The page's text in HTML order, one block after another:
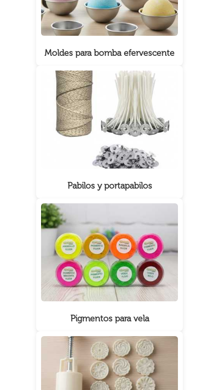
Moldes para bomba efervescente
Pabilos y portapabilos
Pigmentos para vela